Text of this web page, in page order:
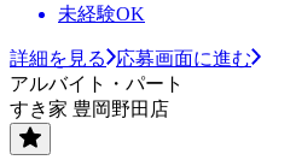
未経験OK
詳細を見る
応募画面に進む
アルバイト・パート
すき家 豊岡野田店